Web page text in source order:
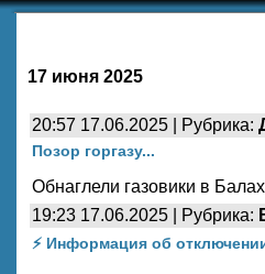
17 июня 2025
20:57 17.06.2025 | Рубрика:
Позор горгазу...
Обнаглели газовики в
19:23 17.06.2025 | Рубрика:
⚡️ Информация об